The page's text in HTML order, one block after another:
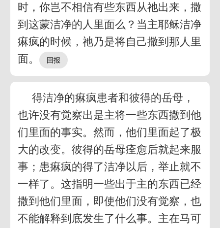
时，你岂不相信有些东西从祂出来，撒
到这蒙洁净的人里面么？当主耶稣洁净
痳疯的时候，祂乃是将自己撒到那人里
面。
得洁净的痳疯患者和彼得的岳母，
也许没有觉察出是主将一些东西撒到他
们里面的事实。然而，他们里面起了极
大的改变。彼得的岳母痊愈后就起来服
事；患痳疯的得了洁净以后，举止就不
一样了。这指明一些出于主的东西已经
撒到他们里面，即使他们没有觉察，也
不能解释到底发生了什么事。主在马可